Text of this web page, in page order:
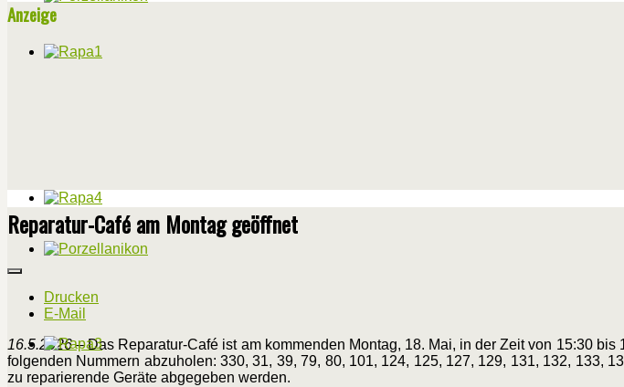
Anzeige
Reparatur-Café am Montag geöffnet
Drucken
E-Mail
16.5.2026– Das Reparatur-Café ist am kommenden Montag, 18. Mai, in der Zeit von 15:30
folgenden Nummern abzuholen: 330, 31, 39, 79, 80, 101, 124, 125, 127, 129, 131, 132, 133,
zu reparierende Geräte abgegeben werden.